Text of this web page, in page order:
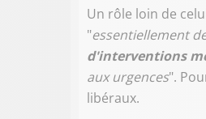
Un rôle loin de
"essentiellement
d'interventions
aux urgences".
libéraux.